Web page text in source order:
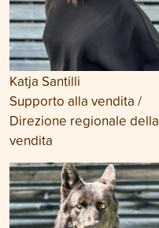
Katja Santilli
Supporto alla vendita /
Direzione regionale della
vendita